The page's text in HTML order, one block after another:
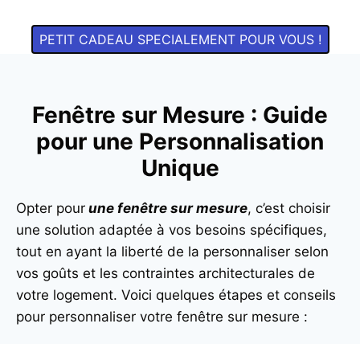
PETIT CADEAU SPECIALEMENT POUR VOUS !
Fenêtre sur Mesure : Guide
pour une Personnalisation
Unique
Opter pour une fenêtre sur mesure, c’est choisir
une solution adaptée à vos besoins spécifiques,
tout en ayant la liberté de la personnaliser selon
vos goûts et les contraintes architecturales de
votre logement. Voici quelques étapes et conseils
pour personnaliser votre fenêtre sur mesure :